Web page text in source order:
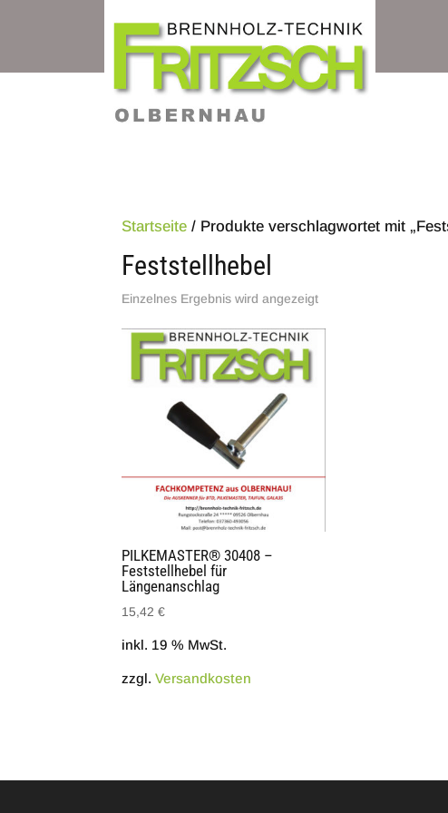
Startseite / Produkte verschlagwortet mit
Feststellhebel
Einzelnes Ergebnis wird angezeigt
PILKEMASTER® 30408 –
Feststellhebel für
Längenanschlag
15,42€
inkl. 19 % MwSt.
zzgl.Versandkosten